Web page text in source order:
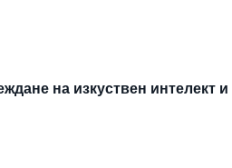
на изкуствен интелект